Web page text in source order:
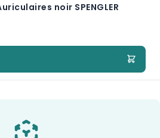
noir SPENGLER